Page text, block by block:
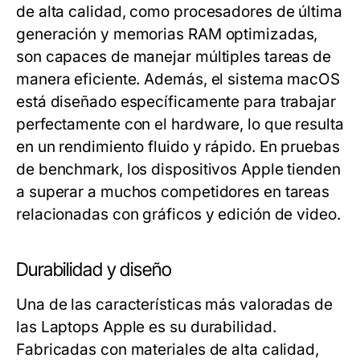
de alta calidad, como procesadores de última
generación y memorias RAM optimizadas,
son capaces de manejar múltiples tareas de
manera eficiente. Además, el sistema macOS
está diseñado específicamente para trabajar
perfectamente con el hardware, lo que resulta
en un rendimiento fluido y rápido. En pruebas
de benchmark, los dispositivos Apple tienden
a superar a muchos competidores en tareas
relacionadas con gráficos y edición de video.
Durabilidad y diseño
Una de las características más valoradas de
las Laptops Apple es su durabilidad.
Fabricadas con materiales de alta calidad,